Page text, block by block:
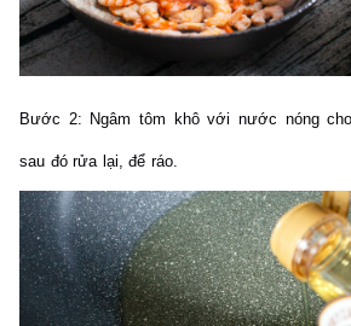
Bước 2: Ngâm tôm khô với nước nóng
sau đó rửa lại, để ráo.